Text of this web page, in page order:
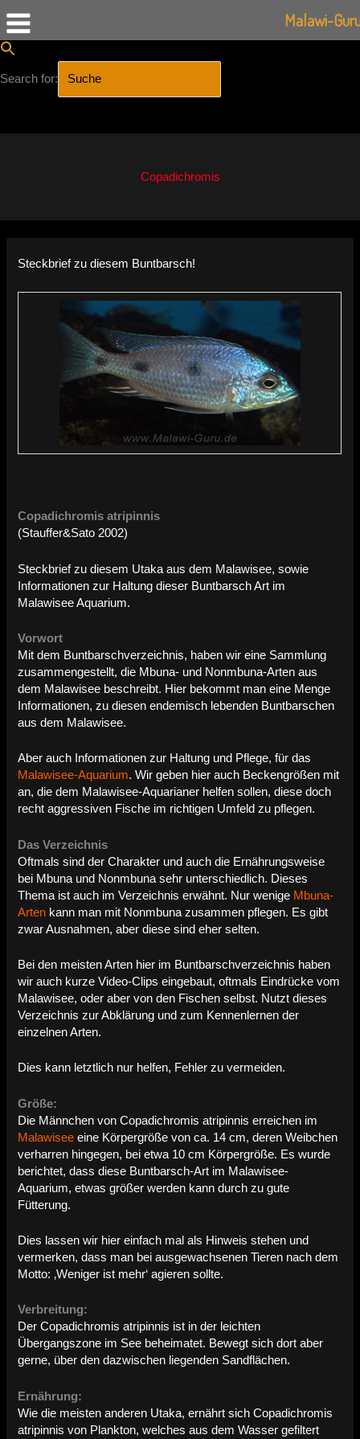
Search for:
Copadichromis
Steckbrief zu diesem Buntbarsch!
Copadichromis atripinnis
(Stauffer&Sato 2002)
Steckbrief zu diesem Utaka aus dem Malawisee, sowie
Informationen zur Haltung dieser Buntbarsch Art im
Malawisee Aquarium.
Vorwort
Mit dem Buntbarschverzeichnis, haben wir eine Sammlung
zusammengestellt, die Mbuna- und Nonmbuna-Arten aus
dem Malawisee beschreibt. Hier bekommt man eine Menge
Informationen, zu diesen endemisch lebenden Buntbarschen
aus dem Malawisee.
Aber auch Informationen zur Haltung und Pflege, für das
Malawisee-Aquarium. Wir geben hier auch Beckengrößen mit
an, die dem Malawisee-Aquarianer helfen sollen, diese doch
recht aggressiven Fische im richtigen Umfeld zu pflegen.
Das Verzeichnis
Oftmals sind der Charakter und auch die Ernährungsweise
bei Mbuna und Nonmbuna sehr unterschiedlich. Dieses
Thema ist auch im Verzeichnis erwähnt. Nur wenige Mbuna-
Arten kann man mit Nonmbuna zusammen pflegen. Es gibt
zwar Ausnahmen, aber diese sind eher selten.
Bei den meisten Arten hier im Buntbarschverzeichnis haben
wir auch kurze Video-Clips eingebaut, oftmals Eindrücke vom
Malawisee, oder aber von den Fischen selbst. Nutzt dieses
Verzeichnis zur Abklärung und zum Kennenlernen der
einzelnen Arten.
Dies kann letztlich nur helfen, Fehler zu vermeiden.
Größe:
Die Männchen von Copadichromis atripinnis erreichen im
Malawisee eine Körpergröße von ca. 14 cm, deren Weibchen
verharren hingegen, bei etwa 10 cm Körpergröße. Es wurde
berichtet, dass diese Buntbarsch-Art im Malawisee-
Aquarium, etwas größer werden kann durch zu gute
Fütterung.
Dies lassen wir hier einfach mal als Hinweis stehen und
vermerken, dass man bei ausgewachsenen Tieren nach dem
Motto: ‚Weniger ist mehr‘ agieren sollte.
Verbreitung:
Der Copadichromis atripinnis ist in der leichten
Übergangszone im See beheimatet. Bewegt sich dort aber
gerne, über den dazwischen liegenden Sandflächen.
Ernährung:
Wie die meisten anderen Utaka, ernährt sich Copadichromis
atripinnis von Plankton, welches aus dem Wasser gefiltert
Malawi-